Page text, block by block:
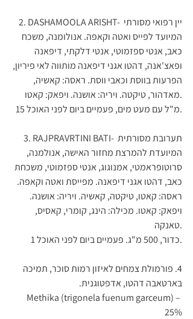
2. DASHAMOOLA ARISHT- יין רפואי מסורתי
המיועד לפייס ואטה וקאפה. אנולומנה, משכח
כאב, אנטי ספזמוטי, אנטי דלקתי, דיפאנה
ופאצ'אנה, דהטו אגני דיפאנה מותווה לאי פיריון,
הפרעות בווסת וכאבי ווסת. ראסה: קאשיה,
מאדהור, טיקטה. ויריה: אושנה. ויפאק: קאטו.
15 מ"ל עם מעט מים, פעמיים ביום לפני האוכל.
3. RAJPRAVRTINI BATI- תערובת מסורתית
המיועדת להמרצת מחזור האישה, אנולמנה,
סרוטופראמטי, אמנוגוג, אנטי ספזמוטי, משכחת
כאב, דהטו אגני דיפאנה. מפייסת ואטה וקאפה.
ראסה: קאטו, טיקטה, קאשיה. ויריה: אושנה.
ויפאק: קאטו. מכילה: הינג, קומרי, קאסיס,
טאנקה.
1 כדור, 500 מ"ג. פעמיים ביום לפני האוכל.
4. פורמולת צמחים לאיזון רמות סוכר, תמיכה
בארטאבה דהטו, אדפטוגנית.
Methika (trigonela fuenum garceum) –
25%